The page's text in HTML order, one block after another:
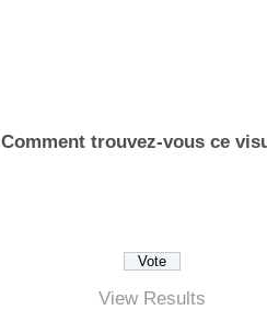
Comment trouvez-vous ce
View Results